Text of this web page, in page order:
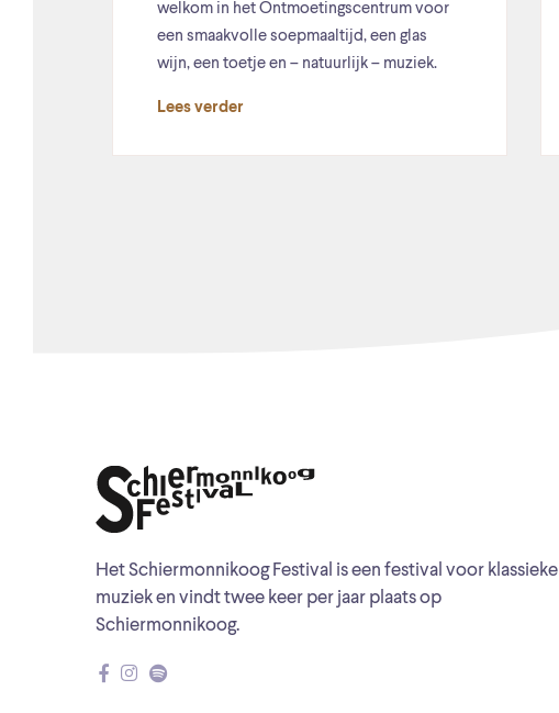
welkom in het Ontmoetingscentrum voor
een smaakvolle soepmaaltijd, een glas
wijn, een toetje en – natuurlijk – muziek.
Lees verder
Het Schiermonnikoog Festival is een festival voor klassieke
muziek en vindt twee keer per jaar plaats op
Schiermonnikoog.